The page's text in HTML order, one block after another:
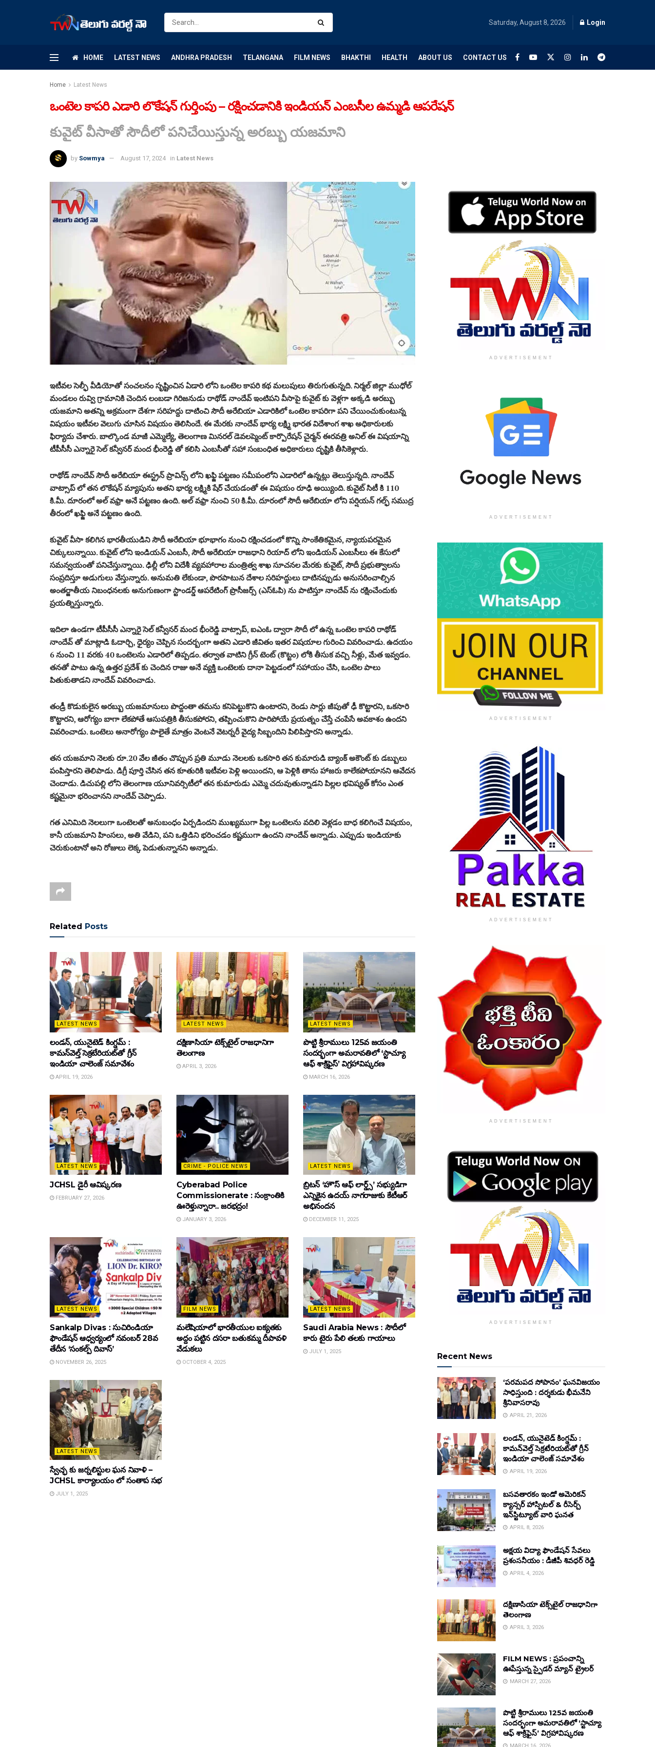
Saturday, August 8, 2026 Login
HOME LATEST NEWS ANDHRA PRADESH TELANGANA FILM NEWS BHAKTHI HEALTH ABOUT US CONTACT US
Home Latest News
ఒంటెల కాపరి ఎడారి లొకేషన్ గుర్తింపు – రక్షించడానికి ఇండియన్ ఎంబసీల ఉమ్మడి ఆపరేషన్
కువైట్ వీసాతో సౌదీలో పనిచేయిస్తున్న అరబ్బు యజమాని
by Sowmya August 17, 2024 in Latest News
ఇటీవల సెల్ఫీ వీడియోతో సంచలనం సృష్టించిన ఏడారి లోని ఒంటెల కాపరి కథ మలుపులు తిరుగుతున్నది. నిర్మల్ జిల్లా ముధోల్
మండలం రువ్వి గ్రామానికి చెందిన లంబడా గిరిజనుడు రాథోడ్ నాందేవ్ ఇంటిపని వీసాపై కువైట్ కు వెళ్లగా అక్కడి అరబ్బు
యజమాని అతన్ని అక్రమంగా దేశగా సరిహద్దు దాటించి సౌదీ అరేబియా ఎడారికిలో ఒంటెల కాపరిగా పని చేయించుకుంటున్న
విషయం ఇటీవల వెలుగు చూసిన విషయం తెలిసిందే. ఈ మేరకు నాందేవ్ భార్య లక్ష్మి భారత విదేశాంగ శాఖ అధికారులకు
ఫిర్యాదు చేశారు. బాల్కొండ మాజీ ఎమ్మెల్యే, తెలంగాణ మినరల్ డెవలప్మెంట్ కార్పొరేషన్ చైర్మన్ ఈరవత్రి అనిల్ ఈ విషయాన్ని
టీపీసీసీ ఎన్నారై సెల్ కన్వీనర్ మంద భీంరెడ్డి తో కలిసి ఎంబసీతో సహా సంబంధిత అధికారులు దృష్టికి తీసికెళ్లారు.
రాథోడ్ నాందేవ్ సౌదీ అరేబియా ఈస్ట్రన్ ప్రావిన్స్ లోని ఖఫ్జి పట్టణం సమీపంలోని ఎడారిలో ఉన్నట్లు తెలుస్తున్నది. నాందేవ్
వాట్సాప్ లో తన లొకేషన్ మ్యాపును అతని భార్య లక్ష్మికి షేర్ చేయడంతో ఈ విషయం రూఢి అయ్యింది. కువైట్ సిటీ కి 110
కి.మీ. దూరంలో అల్ వఫ్రా అనే పట్టణం ఉంది. అల్ వఫ్రా నుంచి 50 కి.మీ. దూరంలో సౌదీ ఆరేబియా లోని పర్షియన్ గల్ఫ్ సముద్ర
తీరంలో ఖఫ్జి అనే పట్టణం ఉంది.
కువైట్ వీసా కలిగిన భారతీయుడిని సౌదీ అరేబియా భూభాగం నుంచి రక్షించడంలో కొన్ని సాంకేతికమైన, న్యాయపరమైన
చిక్కులున్నాయి. కువైట్ లోని ఇండియన్ ఎంబసీ, సౌదీ అరేబియా రాజధాని రియాద్ లోని ఇండియన్ ఎంబసీలు ఈ కేసులో
సమన్వయంతో పనిచేస్తున్నాయి. ఢిల్లీ లోని విదేశీ వ్యవహారాల మంత్రిత్వ శాఖ సూచనల మేరకు కువైట్, సౌదీ ప్రభుత్వాలను
సంప్రదిస్తూ అడుగులు వేస్తున్నారు. అనుమతి లేకుండా, పొరపాటున దేశాల సరిహద్దులు దాటినప్పుడు అనుసరించాల్సిన
అంతర్జాతీయ నిబంధనలకు అనుగుణంగా స్టాండర్డ్ ఆపరేటింగ్ ప్రొసీజర్స్ (ఎస్ఓపి) ను పాటిస్తూ నాందేవ్ ను రక్షించేందుకు
ప్రయత్నిస్తున్నారు.
ఇదిలా ఉండగా టీపీసీసీ ఎన్నారై సెల్ కన్వీనర్ మంద భీంరెడ్డి వాట్సాప్, ఐఎంఓ ద్వారా సౌదీ లో ఉన్న ఒంటెల కాపరి రాథోడ్
నాందేవ్ తో మాట్లాడి ఓదార్చి, ధైర్యం చెప్పిన సందర్బంగా అతని ఎడారి జీవితం ఇతర విషయాల గురించి వివరించాడు. ఉదయం
6 నుంచి 11 వరకు 40 ఒంటెలను ఎడారిలో తిప్పడం. తర్వాత వాటిని గ్రీన్ టెంట్ (కొట్టం) లోకి తీసుక వచ్చి నీళ్లు, మేత ఇవ్వడం.
తనతో పాటు ఉన్న ఉత్తర ప్రదేశ్ కు చెందిన రాజు అనే వ్యక్తి ఒంటెలకు దానా పెట్టడంలో సహాయం చేసి, ఒంటెల పాలు
పితుకుతాడని నాందేవ్ వివరించాడు.
తండ్రీ కొడుకులైన అరబ్బు యజమానులు పొద్దంతా తమను కనిపెట్టుకొని ఉంటారని, రెండు సార్లు జీపుతో ఢీ కొట్టారని, ఒకసారి
కొట్టారని, ఆరోగ్యం బాగా లేకపోతే ఆసుపత్రికి తీసుకపోరని, తప్పించుకొని పారిపోయే ప్రయత్నం చేస్తే చంపేసే అవకాశం ఉందని
వివరించాడు. ఒంటెలు అనారోగ్యం పాలైతే మాత్రం వెంటనే వెటర్నరీ వైద్య సిబ్బందిని పిలిపిస్తారని అన్నాడు.
తన యజమాని నెలకు రూ.20 వేల జీతం చొప్పున ప్రతి మూడు నెలలకు ఒకసారి తన కుమారుడి బ్యాంక్ అకౌంట్ కు డబ్బులు
పంపిస్తారని తెలిపాడు. డిగ్రీ పూర్తి చేసిన తన కూతురికి ఇటీవల పెళ్లి అయిందని, ఆ పెళ్లికి తాను హాజరు కాలేకపోయానని ఆవేదన
చెందాడు. డిచుపల్లి లోని తెలంగాణ యూనివర్సిటీలో తన కుమారుడు ఎమ్మె చదువుతున్నాడని పిల్లల భవిష్యత్ కోసం ఎంత
కష్టమైనా భరించానని నాందేవ్ చెప్పాడు.
గత ఎనిమిది నెలలుగా ఒంటెలతో అనుబంధం ఏర్పడిందని ముఖ్యముగా పిల్ల ఒంటెలను వదిలి వెళ్లడం బాధ కలిగించే విషయం,
కానీ యజమాని హింసలు, అతి వేడిని, పని ఒత్తిడిని భరించడం కష్టముగా ఉందని నాందేవ్ అన్నాడు. ఎప్పుడు ఇండియాకు
చెరుకుంటానో అని రోజులు లెక్క పెడుతున్నానని అన్నాడు.
Related Posts
LATEST NEWS
లండన్, యునైటెడ్ కింగ్డమ్ :
కామన్‌వెల్త్ సెక్రటేరియట్‌తో గ్రీన్
ఇండియా చాలెంజ్ సమావేశం
APRIL 19, 2026
LATEST NEWS
దక్షిణాసియా టెక్స్‌టైల్ రాజధానిగా
తెలంగాణ
APRIL 3, 2026
LATEST NEWS
పొట్టి శ్రీరాములు 125వ జయంతి
సందర్భంగా అమరావతిలో ‘స్టాచ్యూ
ఆఫ్ శాక్రిఫైస్’ విగ్రహావిష్కరణ
MARCH 16, 2026
LATEST NEWS
JCHSL డైరీ ఆవిష్కరణ
FEBRUARY 27, 2026
CRIME - POLICE NEWS
Cyberabad Police
Commissionerate : సంక్రాంతికి
ఊరెళ్తున్నారా.. జరభద్రం!
JANUARY 3, 2026
LATEST NEWS
బ్రిటన్ ‘హౌస్ ఆఫ్ లార్డ్స్’ సభ్యుడిగా
ఎన్నికైన ఉదయ్ నాగరాజుకు కేటీఆర్
అభినందన
DECEMBER 11, 2025
LATEST NEWS
Sankalp Divas : సుచిరిండియా
ఫౌండేషన్ ఆధ్వర్యంలో నవంబర్ 28వ
తేదీన ‘సంకల్ప్ దివాస్’
NOVEMBER 26, 2025
FILM NEWS
మలేషియాలో భారతీయుల ఐక్యతకు
అద్దం పట్టిన దసరా బతుకమ్మ దీపావళి
వేడుకలు
OCTOBER 4, 2025
LATEST NEWS
Saudi Arabia News : సౌదీలో
కారు టైరు పేలి తలకు గాయాలు
JULY 1, 2025
LATEST NEWS
స్వేచ్ఛ కు జర్నలిస్టుల ఘన నివాళి –
JCHSL కార్యాలయం లో సంతాప సభ
JULY 1, 2025
ADVERTISEMENT
ADVERTISEMENT
ADVERTISEMENT
ADVERTISEMENT
ADVERTISEMENT
ADVERTISEMENT
Recent News
‘పరమపద సోపానం’ ఘనవిజయం
సాధిస్తుంది : దర్శకుడు భీమనేని
శ్రీనివాసరావు
APRIL 21, 2026
లండన్, యునైటెడ్ కింగ్డమ్ :
కామన్‌వెల్త్ సెక్రటేరియట్‌తో గ్రీన్
ఇండియా చాలెంజ్ సమావేశం
APRIL 19, 2026
బసవతారకం ఇండో అమెరికన్
క్యాన్సర్ హాస్పిటల్ & రీసెర్చ్
ఇన్‌స్టిట్యూట్ వారి ఘనత
APRIL 8, 2026
అక్షయ విద్యా ఫౌండేషన్ సేవలు
ప్రశంసనీయం : డీజీపీ శివధర్ రెడ్డి
APRIL 4, 2026
దక్షిణాసియా టెక్స్‌టైల్ రాజధానిగా
తెలంగాణ
APRIL 3, 2026
FILM NEWS : ప్రపంచాన్ని
ఊపేస్తున్న స్పైడర్ మ్యాన్ ట్రైలర్
MARCH 27, 2026
పొట్టి శ్రీరాములు 125వ జయంతి
సందర్భంగా అమరావతిలో ‘స్టాచ్యూ
ఆఫ్ శాక్రిఫైస్’ విగ్రహావిష్కరణ
MARCH 16, 2026